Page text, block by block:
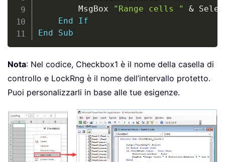
        MsgBox
"Range cells " &
End
If
End
Sub
Nota: Nel codice, Checkbox1 è il nome della casella di
controllo e LockRng è il nome dell’intervallo protetto.
Puoi personalizzarli in base alle tue esigenze.